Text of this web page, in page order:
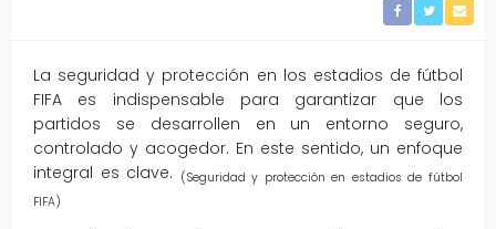
La seguridad y protección en los estadios de fútbol
FIFA es indispensable para garantizar que los
partidos se desarrollen en un entorno seguro,
controlado y acogedor. En este sentido, un enfoque
integral es clave. (Seguridad y protección en estadios de fútbol
FIFA)